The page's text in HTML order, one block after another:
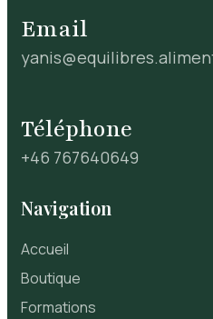
Email
Téléphone
+46 767640649
Navigation
Accueil
Boutique
Formations